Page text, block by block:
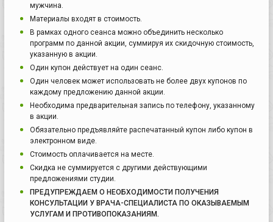
мужчина.
Материалы входят в стоимость.
В рамках одного сеанса можно объединить несколько
программ по данной акции, суммируя их скидочную стоимость,
указанную в акции.
Один купон действует на один сеанс.
Один человек может использовать не более двух купонов по
каждому предложению данной акции.
Необходима предварительная запись по телефону, указанному
в акции.
Обязательно предъявляйте распечатанный купон либо купон в
электронном виде.
Стоимость оплачивается на месте.
Скидка не суммируется с другими действующими
предложениями студии.
ПРЕДУПРЕЖДАЕМ О НЕОБХОДИМОСТИ ПОЛУЧЕНИЯ
КОНСУЛЬТАЦИИ У ВРАЧА-СПЕЦИАЛИСТА ПО ОКАЗЫВАЕМЫМ
УСЛУГАМ И ПРОТИВОПОКАЗАНИЯМ.